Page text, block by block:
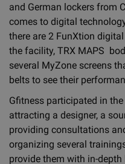
and German lockers from
comes to digital
there are 2 FunXtion
the facility, TRX MAPS
several MyZone screens
belts to see their
Gfitness participated in
attracting a designer, a
providing consultations
organizing several
provide them with in-